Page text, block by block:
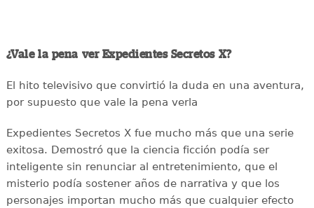
¿Vale la pena ver Expedientes Secretos X?
El hito televisivo que convirtió la duda en una aventura,
por supuesto que vale la pena verla
Expedientes Secretos X fue mucho más que una serie
exitosa. Demostró que la ciencia ficción podía ser
inteligente sin renunciar al entretenimiento, que el
misterio podía sostener años de narrativa y que los
personajes importan mucho más que cualquier efecto